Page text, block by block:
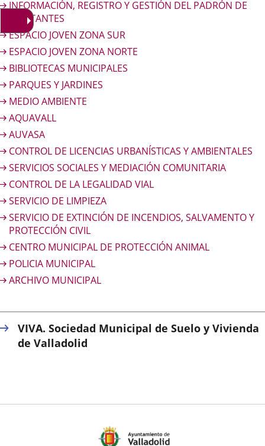
INFORMACIÓN, REGISTRO Y GESTIÓN DEL PADRÓN DE
HABITANTES
ESPACIO JOVEN ZONA SUR
ESPACIO JOVEN ZONA NORTE
BIBLIOTECAS MUNICIPALES
PARQUES Y JARDINES
MEDIO AMBIENTE
AQUAVALL
AUVASA
CONTROL DE LICENCIAS URBANÍSTICAS Y AMBIENTALES
SERVICIOS SOCIALES Y MEDIACIÓN COMUNITARIA
CONTROL DE LA LEGALIDAD VIAL
SERVICIO DE LIMPIEZA
SERVICIO DE EXTINCIÓN DE INCENDIOS, SALVAMENTO Y
PROTECCIÓN CIVIL
CENTRO MUNICIPAL DE PROTECCIÓN ANIMAL
POLICIA MUNICIPAL
ARCHIVO MUNICIPAL
VIVA. Sociedad Municipal de Suelo y Vivienda
de Valladolid